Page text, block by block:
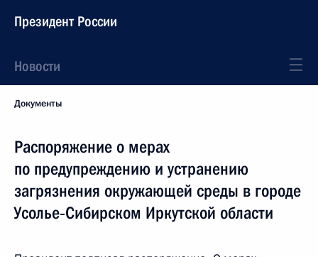
Президент России
Новости
Документы
Распоряжение о мерах
по предупреждению и устранению
загрязнения окружающей среды в городе
Усолье‑Сибирском Иркутской области